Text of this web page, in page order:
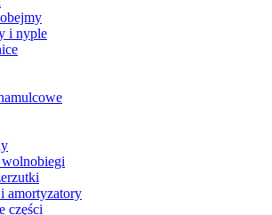
i nyple
amortyzatory
części